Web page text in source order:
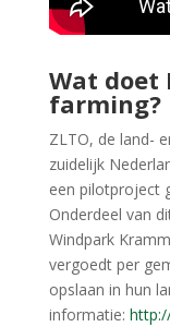
Wat doet
farming?
​ZLTO, de land-
zuidelijk
een pilotproject
Onderdeel van
Windpark
vergoedt per
opslaan in hun
informatie: